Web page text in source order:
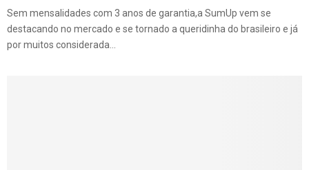
Sem mensalidades com 3 anos de garantia,a SumUp vem se
destacando no mercado e se tornado a queridinha do brasileiro e já
por muitos considerada...